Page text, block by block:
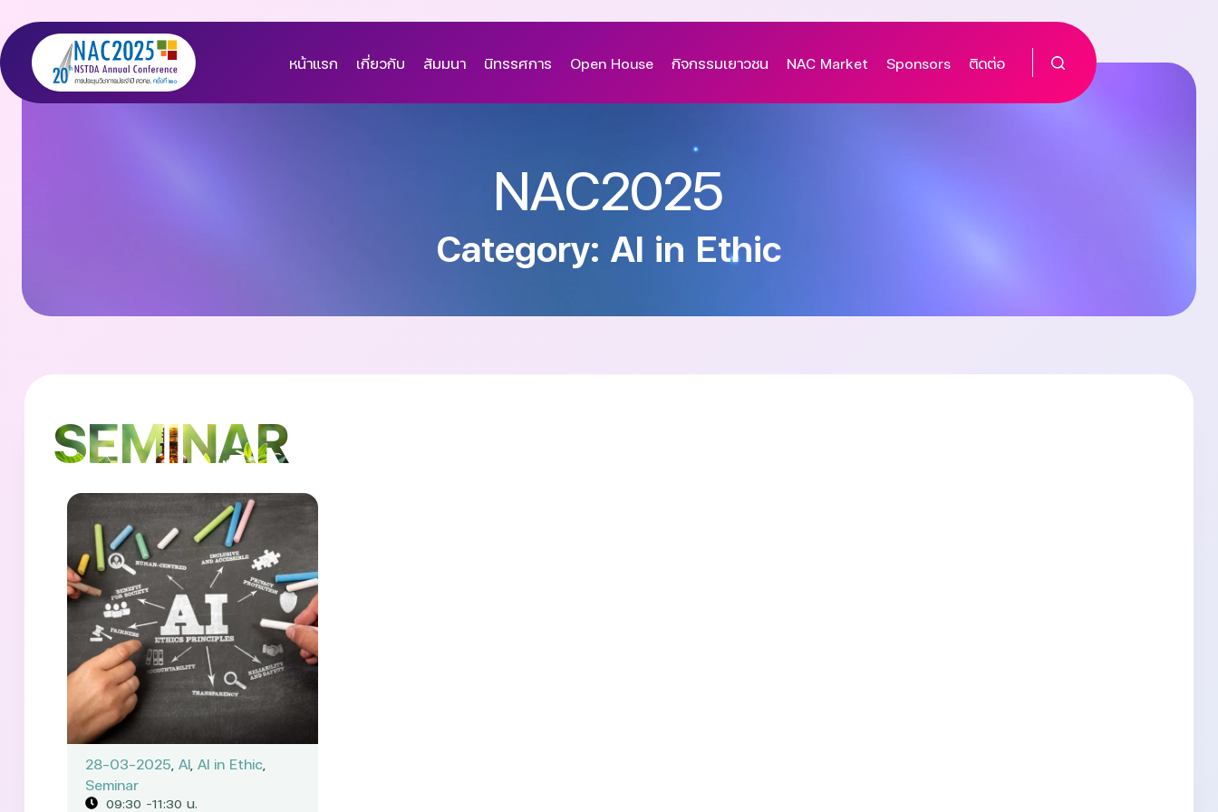
หน้าแรก เกี่ยวกับ สัมมนา นิทรรศการ Open House กิจกรรมเยาวชน NAC Market Sponsors ติดต่อ
NAC2025
Category: AI in Ethic
SEMINAR
28-03-2025 AI AI in Ethic
Seminar
09:30 -11:30 น.